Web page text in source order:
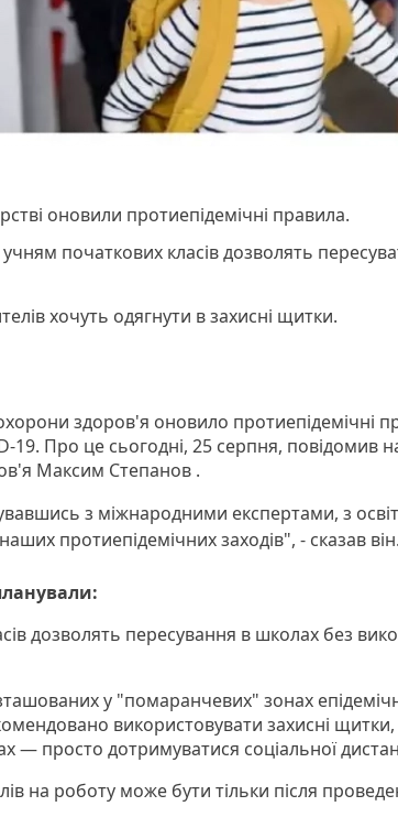
оновили протиепідемічні правила.
початкових класів дозволять
хочуть одягнути в захисні щитки.
здоров'я оновило протиепідемічні
19. Про це сьогодні, 25 серпня, повідомив
Максим Степанов .
з міжнародними експертами, з
протиепідемічних заходів", - сказав він.
дозволять пересування в школах без
у "помаранчевих" зонах
використовувати захисні
— просто дотримуватися соціальної
на роботу може бути тільки після